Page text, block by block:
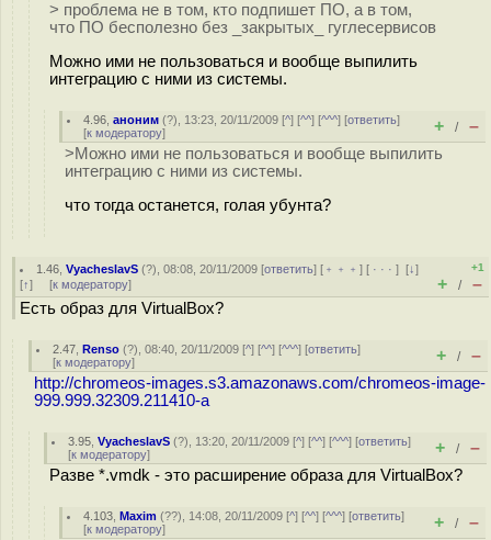
> проблема не в том, кто подпишет ПО, а в том,
что ПО бесполезно без _закрытых_ гуглесервисов
Можно ими не пользоваться и вообще выпилить
интеграцию с ними из системы.
4.96 ,аноним (?), 13:23, 20/11/2009 [^] [^^] [^^^] [ответить]
[к модератору] + / –
>Можно ими не пользоваться и вообще выпилить
интеграцию с ними из системы.
что тогда останется, голая убунта?
1.46 ,VyacheslavS (?), 08:08, 20/11/2009 [ответить] [ ﹢﹢﹢] [ · · ·][↓]
[↑] [к модератору]
+1
+ / –
Есть образ для VirtualBox?
2.47 ,Renso (?), 08:40, 20/11/2009 [^] [^^] [^^^] [ответить]
[к модератору] + / –
http://chromeos-images.s3.amazonaws.com/chromeos-image-
999.999.32309.211410-a
3.95 ,VyacheslavS (?), 13:20, 20/11/2009 [^] [^^] [^^^] [ответить]
[к модератору] + / –
Разве *.vmdk - это расширение образа для VirtualBox?
4.103 ,Maxim (??), 14:08, 20/11/2009 [^] [^^] [^^^] [ответить]
[к модератору] + / –